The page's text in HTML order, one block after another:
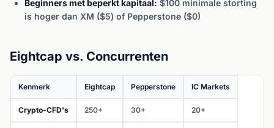
Beginners met beperkt kapitaal: $100 minimale storting
is hoger dan XM ($5) of Pepperstone ($0)
Eightcap vs. Concurrenten
Kenmerk Eightcap Pepperstone IC Markets
Crypto-CFD's 250+ 30+ 20+